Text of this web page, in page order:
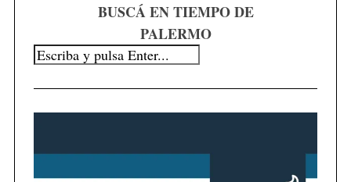
BUSCÁ EN TIEMPO DE
PALERMO
: